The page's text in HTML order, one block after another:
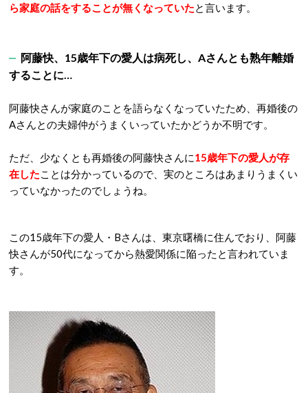
ら家庭の話をすることが無くなっていたと言います。
阿藤快、15歳年下の愛人は病死し、Aさんとも熟年離婚
することに…
阿藤快さんが家庭のことを語らなくなっていたため、再婚後の
Aさんとの夫婦仲がうまくいっていたかどうか不明です。
ただ、少なくとも再婚後の阿藤快さんに15歳年下の愛人が存
在したことは分かっているので、実のところはあまりうまくい
っていなかったのでしょうね。
この15歳年下の愛人・Bさんは、東京曙橋に住んでおり、阿藤
快さんが50代になってから熱愛関係に陥ったと言われていま
す。